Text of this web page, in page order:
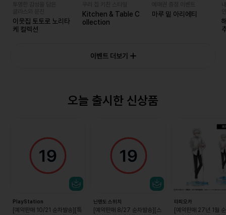
투명한 감성을 담은
이웃집 토토로 노리타
케 컬렉션
Kitchen & Table C
ollection
예매권 증정 이벤트
마루 밑 아리에티
이벤트 더보기
오늘 출시한 신상품
PlayStation
[예약판매 10/21 순차발송][특
닌텐도 스위치
[예약판매 8/27 순차발송][스
타피오카
[예약판매 27년 1월